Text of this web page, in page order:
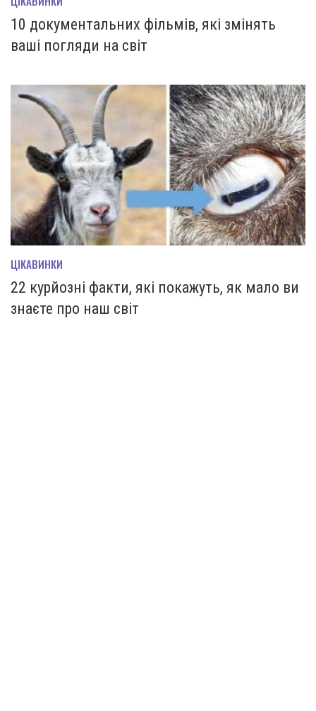
10 документальних фільмів, які змінять
ваші погляди на світ
ЦІКАВИНКИ
22 курйозні факти, які покажуть, як мало ви
знаєте про наш світ